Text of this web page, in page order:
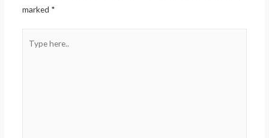
marked *
here..